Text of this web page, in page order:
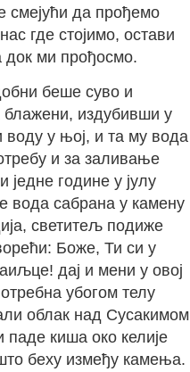
смејући да прођемо
где стојимо, остави
док ми прођосмо.
беше суво и
блажени, издубивши у
воду у њој, и та му вода
и за заливање
године у јулу
вода сабрана у камену
светитељ подиже
Боже, Ти си у
дај и мени у овој
убогом телу
облак над Сусакимом
киша око келије
беху између камења.